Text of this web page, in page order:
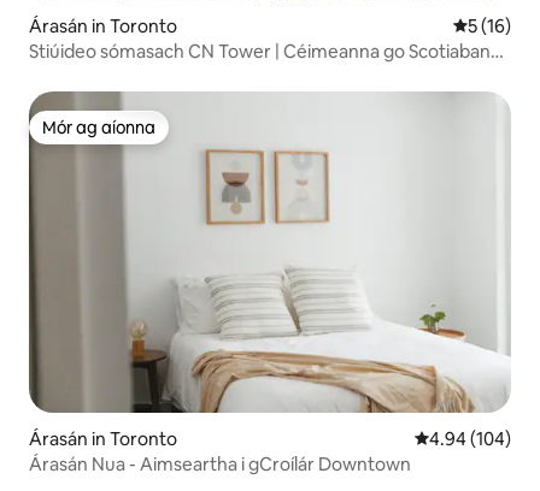
Árasán in Toronto
5 (16)
Stiúideo sómasach CN Tower | Céimeanna go Scotiabank
Mór ag aíonna
Mór ag aíonna
Árasán in Toronto Meánrátáil
4.94 (104)
Árasán Nua - Aimseartha i gCroílár Downtown